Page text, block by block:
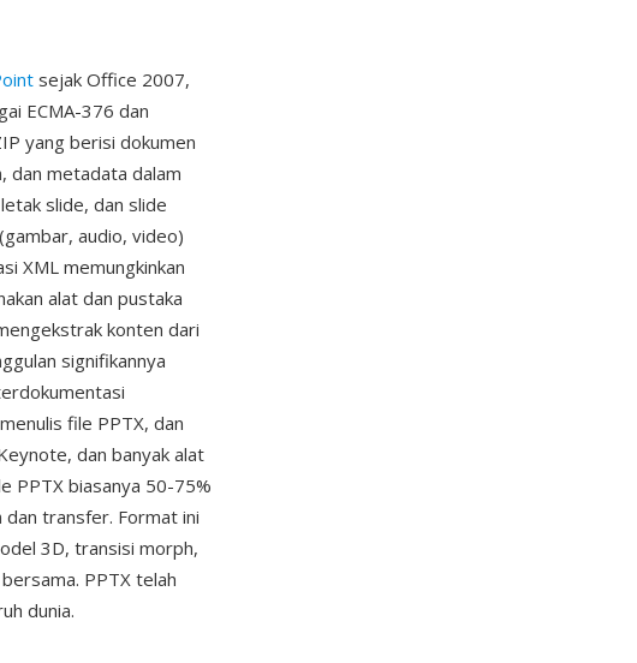
sejak Office 2007,
ECMA-376 dan
yang berisi dokumen
dan metadata dalam
slide, dan slide
audio, video)
XML memungkinkan
alat dan pustaka
konten dari
signifikannya
file PPTX, dan
dan banyak alat
PPTX biasanya 50-75%
dan transfer. Format ini
3D, transisi morph,
PPTX telah
dunia.